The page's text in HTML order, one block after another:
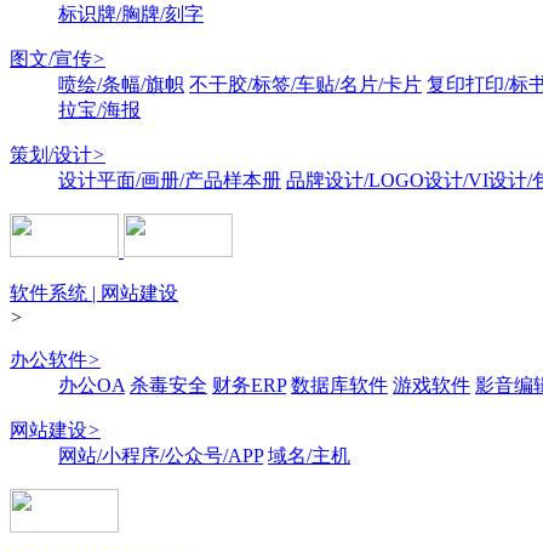
标识牌/胸牌/刻字
图文/宣传>
喷绘/条幅/旗帜 不干胶/标签/车贴/名片/卡片 复印打印/标
拉宝/海报
策划/设计>
设计平面/画册/产品样本册 品牌设计/LOGO设计/VI设计/
软件系统 | 网站建设
>
办公软件>
办公OA 杀毒安全 财务ERP 数据库软件 游戏软件 影音编
网站建设>
网站/小程序/公众号/APP 域名/主机